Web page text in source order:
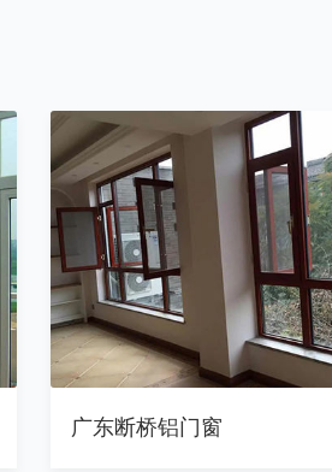
广东断桥铝门窗